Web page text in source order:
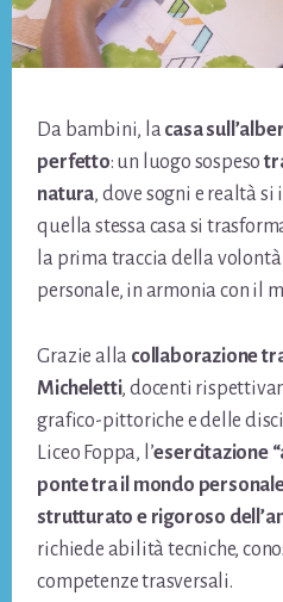
Da bambini, lacasa
perfetto: un luogo sospeso
natura, dove sogni e realtà
quella stessa casa si
la prima traccia della
personale, in armonia con il
Grazie alla collaborazione
Micheletti, docenti
grafico-pittoriche e delle
Liceo Foppa, l’esercitazione
ponte tra il mondo
strutturato e rigoroso
richiede abilità tecniche,
competenze trasversali.